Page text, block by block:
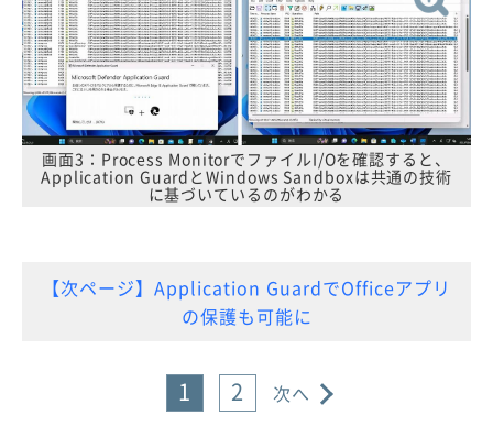
画面3：Process MonitorでファイルI/Oを確認すると、
Application GuardとWindows Sandboxは共通の技術
に基づいているのがわかる
【次ページ】Application GuardでOfficeアプリ
の保護も可能に
1 2 次へ